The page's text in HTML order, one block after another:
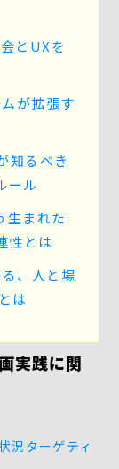
とUXを
が拡張す
知るべき
ール
生まれた
性とは
、人と場
は
実践に関
況ターゲティ